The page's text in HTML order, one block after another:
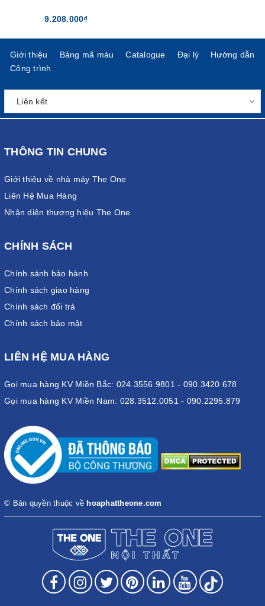
9.208.000₫
Giới thiệu Bảng mã màu Catalogue Đại lý
Hướng dẫn
Công trình
THÔNG TIN CHUNG
Giới thiệu về nhà máy The One
Liên Hệ Mua Hàng
Nhận diện thương hiệu The One
CHÍNH SÁCH
Chính sánh bảo hành
Chính sách giao hàng
Chính sách đổi trả
Chính sách bảo mật
LIÊN HỆ MUA HÀNG
Gọi mua hàng KV Miền Bắc: 024.3556.9801 - 090.3420.678
Gọi mua hàng KV Miền Nam: 028.3512.0051 - 090.2295.879
© Bản quyền thuộc về hoaphattheone.com